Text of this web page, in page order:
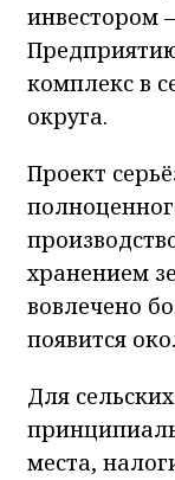
инвестором
комплекс в
округа.
Проект
хранением
вовлечено
появится
Для
места,